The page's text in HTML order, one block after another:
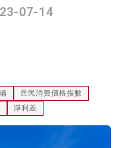
07-14
居民消費價格指數
淨利差